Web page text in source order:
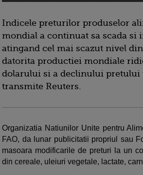
Indicele preturilor produselor
mondial a continuat sa scada si
atingand cel mai scazut nivel
datorita productiei mondiale
dolarului si a declinului
transmite Reuters.
Organizatia Natiunilor Unite pentru
FAO, da lunar publicitatii propriul sau
masoara modificarile de preturi la un
din cereale, uleiuri vegetale, lactate,